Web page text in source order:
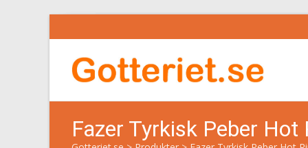
Fazer Tyrkisk Peber